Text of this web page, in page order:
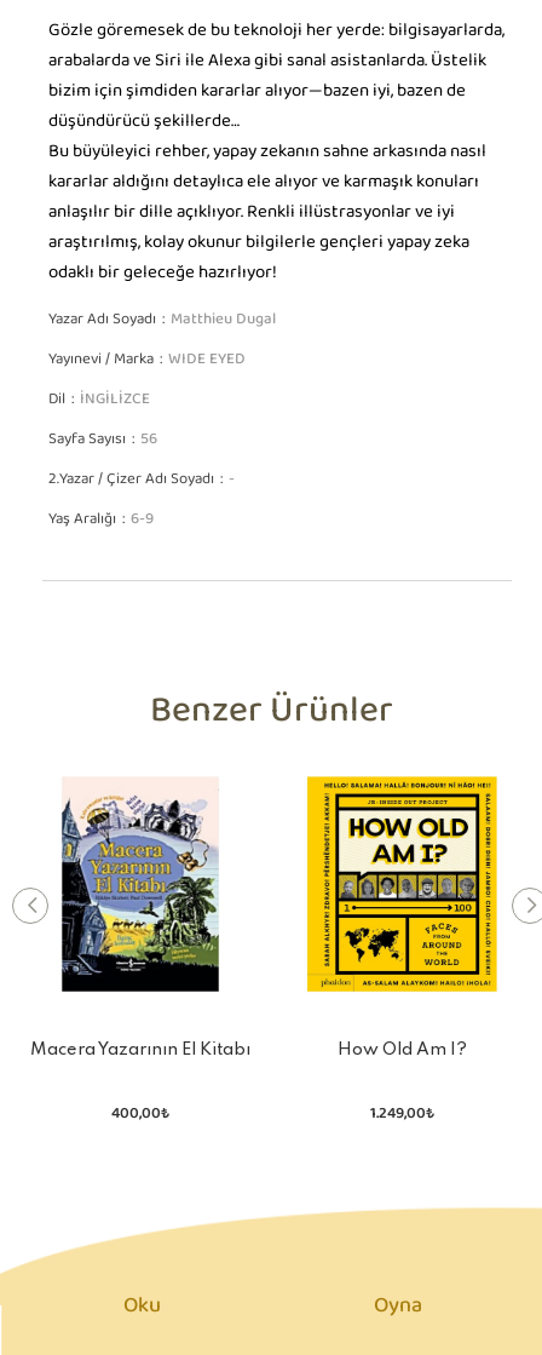
Gözle göremesek de bu teknoloji her yerde: bilgisayarlarda,
arabalarda ve Siri ile Alexa gibi sanal asistanlarda. Üstelik
bizim için şimdiden kararlar alıyor—bazen iyi, bazen de
düşündürücü şekillerde…
Bu büyüleyici rehber, yapay zekanın sahne arkasında nasıl
kararlar aldığını detaylıca ele alıyor ve karmaşık konuları
anlaşılır bir dille açıklıyor. Renkli illüstrasyonlar ve iyi
araştırılmış, kolay okunur bilgilerle gençleri yapay zeka
odaklı bir geleceğe hazırlıyor!
Yazar Adı Soyadı Matthieu Dugal
Yayınevi / Marka WIDE EYED
Dil İNGİLİZCE
Sayfa Sayısı 56
2.Yazar / Çizer Adı Soyadı -
Yaş Aralığı 6-9
Benzer Ürünler
Macera Yazarının El Kitabı
400,00₺
How Old Am I?
1.249,00₺
Oku Oyna